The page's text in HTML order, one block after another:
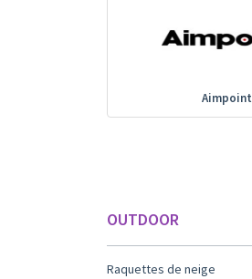
Aimpoint
OUTDOOR
Raquettes de neige